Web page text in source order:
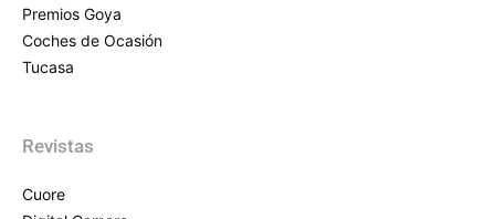
Premios Goya
Coches de Ocasión
Tucasa
Revistas
Cuore